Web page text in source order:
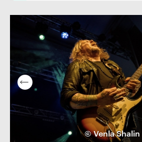
© Venla Shalin